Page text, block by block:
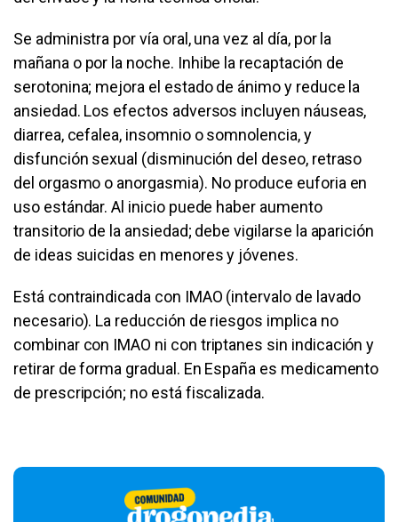
Se administra por vía oral, una vez al día, por la
mañana o por la noche. Inhibe la recaptación de
serotonina; mejora el estado de ánimo y reduce la
ansiedad. Los efectos adversos incluyen náuseas,
diarrea, cefalea, insomnio o somnolencia, y
disfunción sexual (disminución del deseo, retraso
del orgasmo o anorgasmia). No produce euforia en
uso estándar. Al inicio puede haber aumento
transitorio de la ansiedad; debe vigilarse la aparición
de ideas suicidas en menores y jóvenes.
Está contraindicada con IMAO (intervalo de lavado
necesario). La reducción de riesgos implica no
combinar con IMAO ni con triptanes sin indicación y
retirar de forma gradual. En España es medicamento
de prescripción; no está fiscalizada.